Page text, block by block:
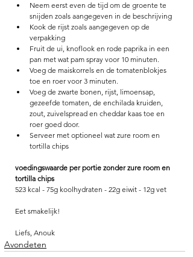
Neem eerst even de tijd om de groente te
snijden zoals aangegeven in de beschrijving
Kook de rijst zoals aangegeven op de
verpakking
Fruit de ui, knoflook en rode paprika in een
pan met wat pam spray voor 10 minuten.
Voeg de maiskorrels en de tomatenblokjes
toe en roer voor 3 minuten.
Voeg de zwarte bonen, rijst, limoensap,
gezeefde tomaten, de enchilada kruiden,
zout, zuivelspread en cheddar kaas toe en
roer goed door.
Serveer met optioneel wat zure room en
tortilla chips
voedingswaarde per portie zonder zure room en
tortilla chips
523 kcal - 75g koolhydraten - 22g eiwit - 12g vet
Eet smakelijk!
Liefs, Anouk
Avondeten